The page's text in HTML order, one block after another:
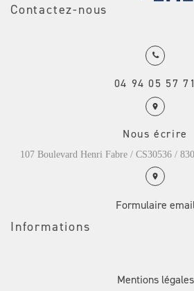
Contactez-nous
04 94 05 57 71
Nous écrire
107 Boulevard Henri Fabre / CS30536 /
Formulaire
Informations
Mentions légales